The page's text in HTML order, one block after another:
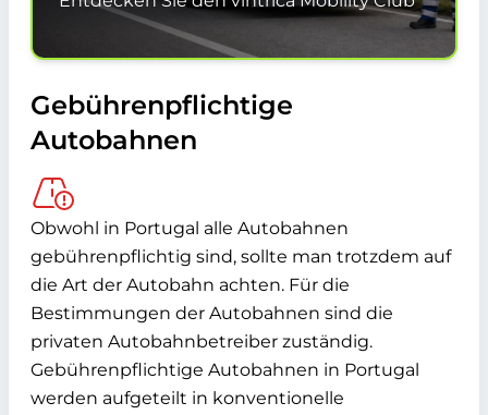
Gebührenpflichtige
Autobahnen
Obwohl in Portugal alle Autobahnen
gebührenpflichtig sind, sollte man trotzdem auf
die Art der Autobahn achten. Für die
Bestimmungen der Autobahnen sind die
privaten Autobahnbetreiber zuständig.
Gebührenpflichtige Autobahnen in Portugal
werden aufgeteilt in konventionelle